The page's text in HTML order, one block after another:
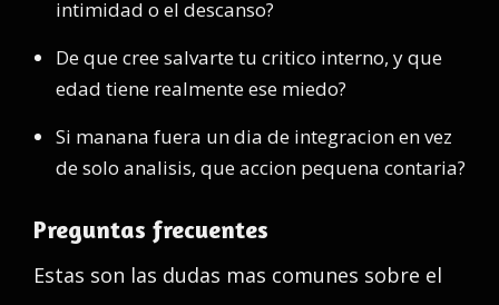
intimidad o el descanso?
De que cree salvarte tu critico interno, y que
edad tiene realmente ese miedo?
Si manana fuera un dia de integracion en vez
de solo analisis, que accion pequena contaria?
Preguntas frecuentes
Estas son las dudas mas comunes sobre el